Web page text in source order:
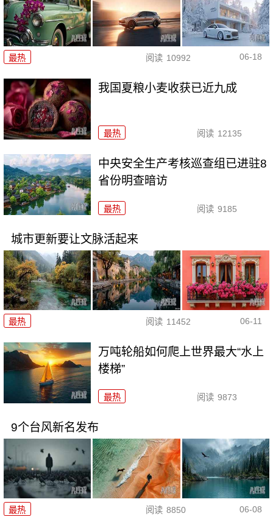
最热 阅读 10992 06-18
我国夏粮小麦收获已近九成
最热 阅读 12135
中央安全生产考核巡查组已进驻8
省份明查暗访
最热 阅读 9185
城市更新要让文脉活起来
最热 阅读 11452 06-11
万吨轮船如何爬上世界最大“水上
楼梯”
最热 阅读 9873
9个台风新名发布
最热 阅读 8850 06-08